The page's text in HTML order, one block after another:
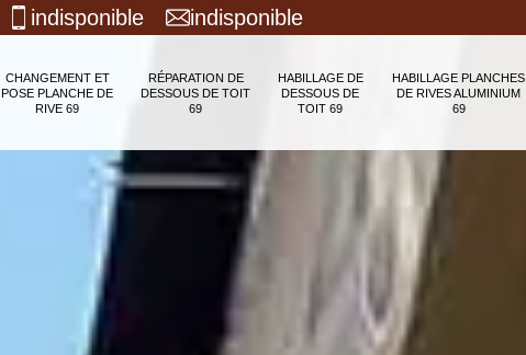
indisponible indisponible
CHANGEMENT ET
POSE PLANCHE DE
RIVE 69
RÉPARATION DE
DESSOUS DE TOIT
69
HABILLAGE DE
DESSOUS DE
TOIT 69
HABILLAGE PLANCHES
DE RIVES ALUMINIUM
69